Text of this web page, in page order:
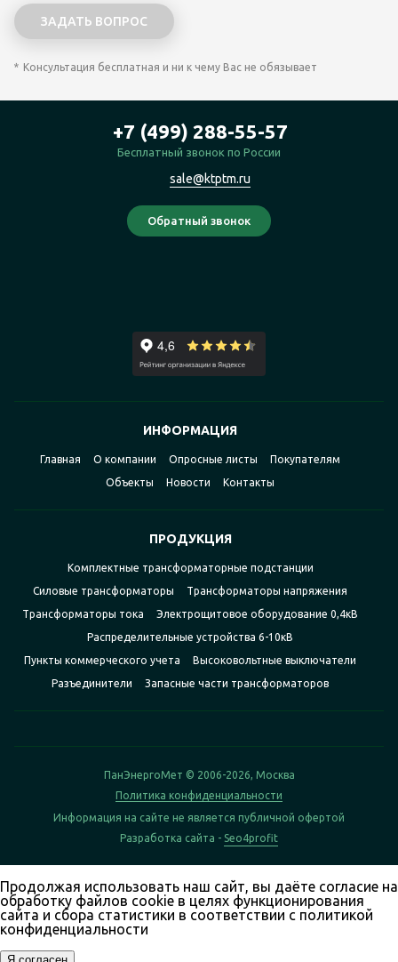
Консультация бесплатная и ни к чему Вас не обязывает
+7 (499) 288-55-57
Бесплатный звонок по России
sale@ktptm.ru
ИНФОРМАЦИЯ
Главная О компании Опросные листы
Покупателям
Объекты
Новости Контакты
ПРОДУКЦИЯ
Комплектные трансформаторные подстанции
Силовые трансформаторы
Трансформаторы напряжения
Трансформаторы тока
Электрощитовое оборудование 0,4кВ
Распределительные устройства 6-10кВ
Пункты коммерческого учета
Высоковольтные выключатели
Разъединители
Запасные части трансформаторов
ПанЭнергоМет © 2006-2026, Москва
Политика конфиденциальности
Информация на сайте не является публичной офертой
Разработка сайта - Seo4profit
Продолжая использовать наш сайт, вы даёте согласие на
обработку файлов cookie в целях функционирования
сайта и сбора статистики в соответствии с политикой
конфиденциальности